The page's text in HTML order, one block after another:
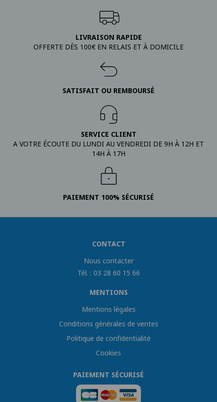
LIVRAISON RAPIDE
OFFERTE DÈS 100€ EN RELAIS ET À DOMICILE
SATISFAIT OU REMBOURSÉ
SERVICE CLIENT
A VOTRE ÉCOUTE DU LUNDI AU VENDREDI DE 9H À 12H ET
14H À 17H
PAIEMENT 100% SÉCURISÉ
CONTACT
Nous contacter
Tél. : 03 28 60 15 66
MENTIONS
Mentions légales
Conditions générales de ventes
Politique de confidentialité
Cookies
PAIEMENT SÉCURISÉ